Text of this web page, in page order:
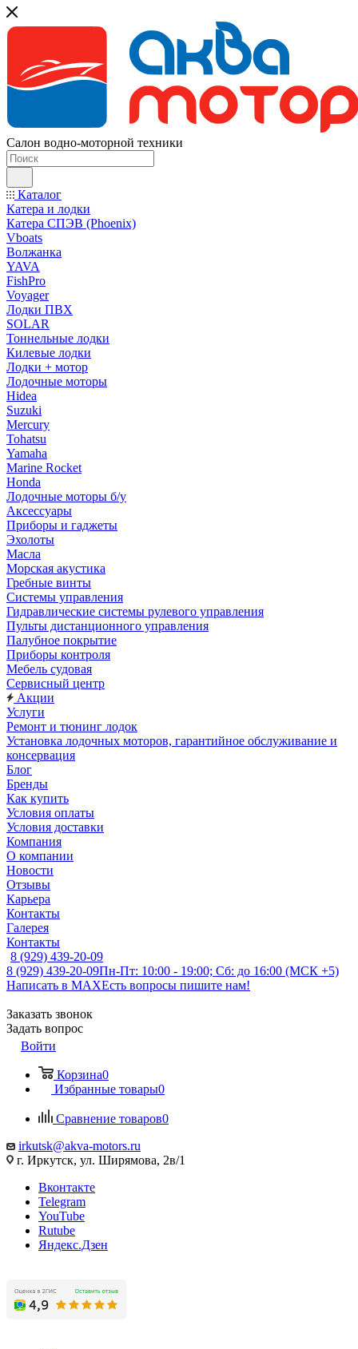
Салон водно-моторной техники
Каталог
Катера и лодки
Катера СПЭВ (Phoenix)
Vboats
Волжанка
YAVA
FishPro
Voyager
Лодки ПВХ
SOLAR
Тоннельные лодки
Килевые лодки
Лодки + мотор
Лодочные моторы
Hidea
Suzuki
Mercury
Tohatsu
Yamaha
Marine Rocket
Honda
Лодочные моторы б/у
Аксессуары
Приборы и гаджеты
Эхолоты
Масла
Морская акустика
Гребные винты
Системы управления
Гидравлические системы рулевого управления
Пульты дистанционного управления
Палубное покрытие
Приборы контроля
Мебель судовая
Сервисный центр
Акции
Услуги
Ремонт и тюнинг лодок
Установка лодочных моторов, гарантийное обслуживание и
консервация
Блог
Бренды
Как купить
Условия оплаты
Условия доставки
Компания
О компании
Новости
Отзывы
Карьера
Контакты
Галерея
Контакты
8 (929) 439-20-09
8 (929) 439-20-09Пн-Пт: 10:00 - 19:00; Сб: до 16:00 (МСК +5)
Написать в MAXЕсть вопросы пишите нам!
Заказать звонок
Задать вопрос
Войти
Корзина0
Избранные товары0
Сравнение товаров0
irkutsk@akva-motors.ru
г. Иркутск, ул. Ширямова, 2в/1
Вконтакте
Telegram
YouTube
Rutube
Яндекс.Дзен